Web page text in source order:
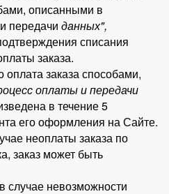
описанными в
передачи данных",
списания
заказа.
заказа способами,
оплаты и передачи
в течение 5
его оформления на Сайте.
неоплаты заказа по
заказ может быть
случае невозможности